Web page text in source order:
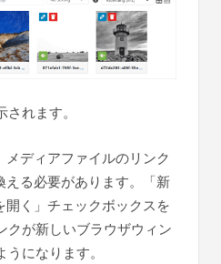
れます。
メディアファイルのリンク
える必要があります。「新
開く」チェックボックスを
クが新しいブラウザウィン
になります。